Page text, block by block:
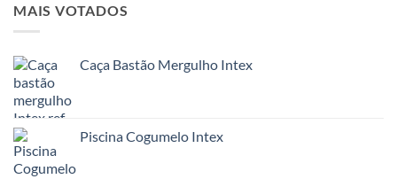
MAIS VOTADOS
Caça Bastão Mergulho Intex
Piscina Cogumelo Intex